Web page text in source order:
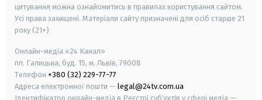
цитування можна ознайомитись в правилах користування сайтом.
Усі права захищені. Матеріали сайту призначені для осіб старше 21
року (21+)
Онлайн-медіа «24 Канал»
пл. Галицька, буд. 15, м. Львів, 79008
Телефон +380 (32) 229-77-77
Адреса електронної пошти — legal@24tv.com.ua
Ідентифікатор онлайн-медіа в Реєстрі суб'єктів у сфері медіа —